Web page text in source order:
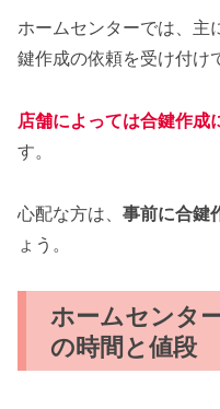
ホームセンターでは、主
鍵作成の依頼を受け付け
店舗によっては合鍵作成
す。
心配な方は、 事前に合鍵
ょう。
ホームセンタ
の時間と値段